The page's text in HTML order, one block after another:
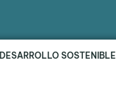
DESARROLLO SOSTENIBLE